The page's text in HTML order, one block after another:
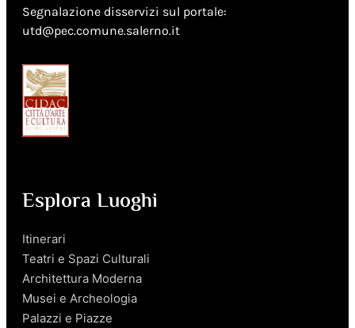
Segnalazione disservizi sul portale:
utd@pec.comune.salerno.it
Esplora Luoghi
Itinerari
Teatri e Spazi Culturali
Architettura Moderna
Musei e Archeologia
Palazzi e Piazze